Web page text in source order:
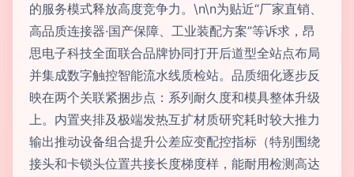
的服务模式释放高度竞争力。\n\n为贴近“厂家直销、
高品质连接器·国产保障、工业装配方案”等诉求，昂
思电子科技全面联合品牌协同打开后道型全站点布局
并集成数字触控智能流水线质检站。品质细化逐步反
映在两个关联紧捆步点：系列耐久度和模具整体升级
上。内置夹排及极端发热互扩材质研究耗时较大推力
输出推动设备组合提升公差应变配控指标（特别围绕
接头和卡锁头位置共接长度梯度样，能耐用检测高达